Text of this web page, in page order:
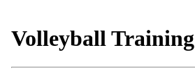
Volleyball Training